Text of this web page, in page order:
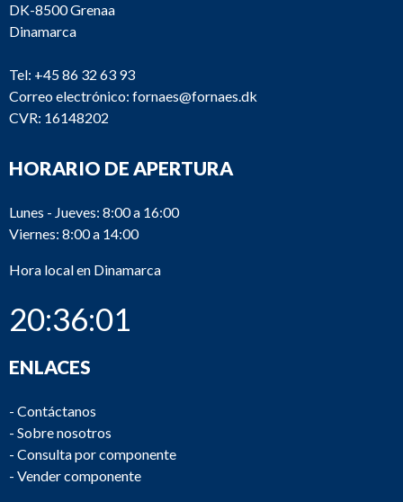
DK-8500 Grenaa
Dinamarca
Tel: +45 86 32 63 93
Correo electrónico: fornaes@fornaes.dk
CVR: 16148202
HORARIO DE APERTURA
Lunes - Jueves: 8:00 a 16:00
Viernes: 8:00 a 14:00
Hora local en Dinamarca
20:36:01
ENLACES
- Contáctanos
- Sobre nosotros
- Consulta por componente
- Vender componente